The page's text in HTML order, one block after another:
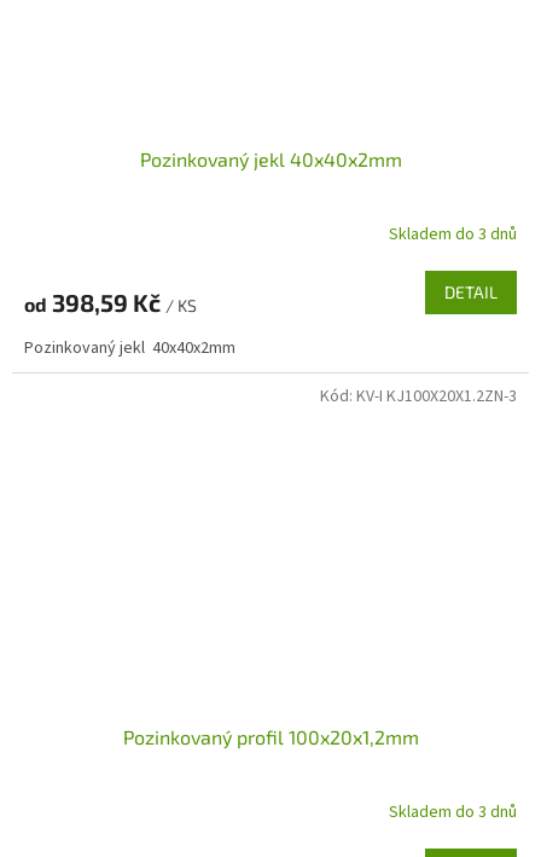
Pozinkovaný jekl 40x40x2mm
Skladem do 3 dnů
od 398,59 Kč / KS
DETAIL
Pozinkovaný jekl 40x40x2mm
Pozinkovaný profil 100x20x1,2mm
Skladem do 3 dnů
Kód: KV-I KJ100X20X1.2ZN-3